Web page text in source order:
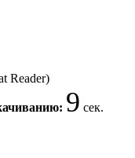
Reader)
9 сек.